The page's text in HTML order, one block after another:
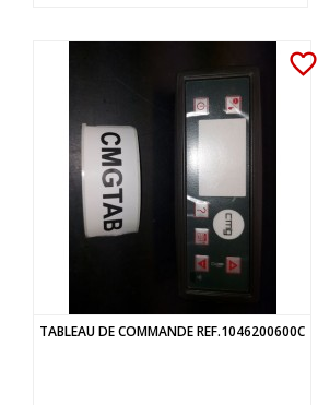
favorite_border
TABLEAU DE COMMANDE REF.1046200600C